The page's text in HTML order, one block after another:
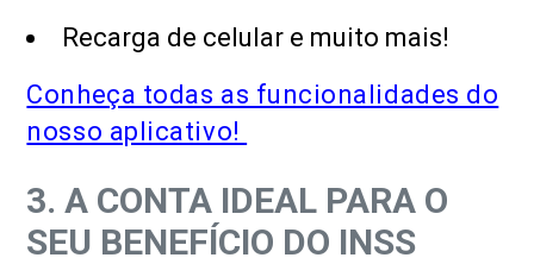
Recarga de celular e muito mais!
Conheça todas as funcionalidades do
nosso aplicativo!
3. A CONTA IDEAL PARA O
SEU BENEFÍCIO DO INSS